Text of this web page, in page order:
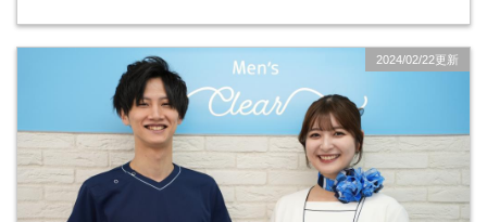
2024/02/22更新